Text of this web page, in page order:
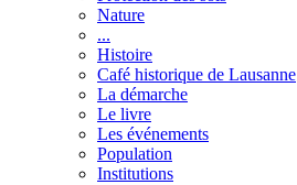
Nature
...
Histoire
Café historique de Lausanne
La démarche
Le livre
Les événements
Population
Institutions